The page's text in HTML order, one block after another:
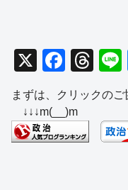
X
F
a
c
e
b
T
hr
e
a
d
まずは、クリックの
↓↓↓m(__)m